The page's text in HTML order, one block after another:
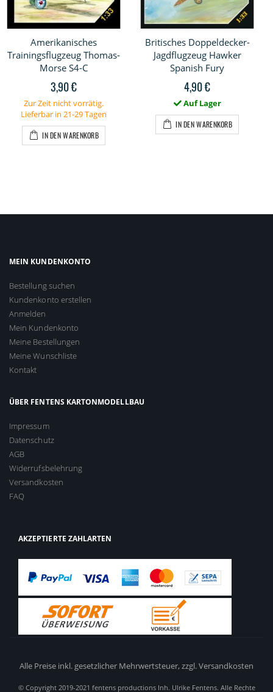
Amerikanisches
Trainingsflugzeug Thomas-
Morse S4-C
3,90 €
Zur Zeit nicht vorrätig.
Lieferbar in 21-29 Tagen
IN DEN WARENKORB
Britisches Doppeldecker-
Jagdflugzeug Hawker
Spanish Fury
4,90 €
Auf Lager
IN DEN WARENKORB
MEIN KUNDENKONTO
Bestellung suchen
Kundenkonto erstellen
Anmelden
Mein Kundenkonto
Meine Bestellungen
Meine Wunschliste
Kontakt
ÜBER FENTENS KARTONMODELLBAU
Impressum
Datenschutz
AGB
Widerrufsbelehrung
Versandkosten
FAQ
AKZEPTIERTE ZAHLARTEN
Alle Preise inkl. gesetzlicher Mehrwertsteuer,zzgl. Versandkosten
© Copyright 2019-2021 fentens productions Inh. Ulrike Fentens. Alle Rechte